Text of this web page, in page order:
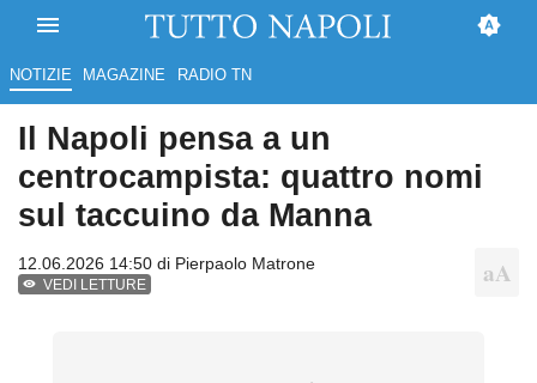
NOTIZIE MAGAZINE RADIO TN
Il Napoli pensa a un
centrocampista: quattro nomi
sul taccuino da Manna
12.06.2026 14:50 di Pierpaolo Matrone
VEDI LETTURE